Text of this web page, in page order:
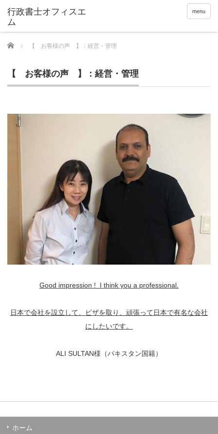
menu
Home 【 お客様の声 】：経営・管理
【 お客様の声 】：経営・管理
Good impression ! I think you a professional.
日本で会社を設立して、ビザを取り、頑張って日本で有名な会社
にしたいです。
ALI SULTAN様（パキスタン国籍）
ホーム